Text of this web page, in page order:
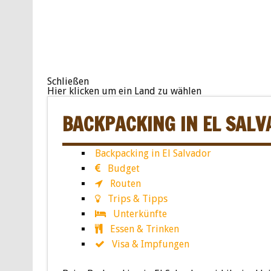
Schließen
Hier klicken um ein Land zu wählen
BACKPACKING IN EL
Backpacking in El Salvador
Budget
Routen
Trips & Tipps
Unterkünfte
Essen & Trinken
Visa & Impfungen